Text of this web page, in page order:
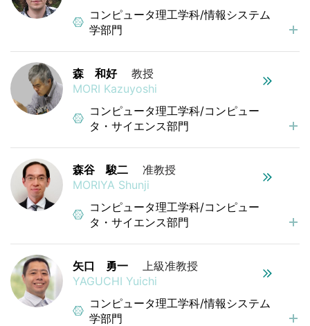
コンピュータ理工学科/情報システム
学部門
森 和好
教授
MORI Kazuyoshi
コンピュータ理工学科/コンピュー
タ・サイエンス部門
森谷 駿二
准教授
MORIYA Shunji
コンピュータ理工学科/コンピュー
タ・サイエンス部門
矢口 勇一
上級准教授
YAGUCHI Yuichi
コンピュータ理工学科/情報システム
学部門